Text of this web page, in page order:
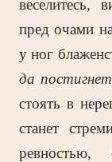
веселитесь,
пред очами
у ног
да
стоять в
станет
ревностью,